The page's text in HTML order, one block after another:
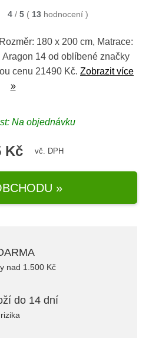
4 / 5 ( 13 hodnocení )
180 x 200 cm, Matrace:
Aragon 14 od oblíbené značky
cenu 21490 Kč. Zobrazit více
»
Na objednávku
Kč vč. DPH
»
nad 1.500 Kč
do 14 dní